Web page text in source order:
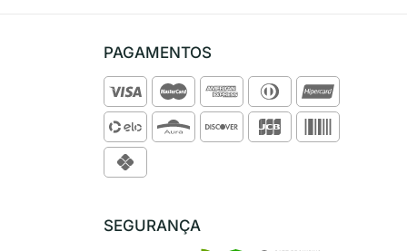
PAGAMENTOS
SEGURANÇA